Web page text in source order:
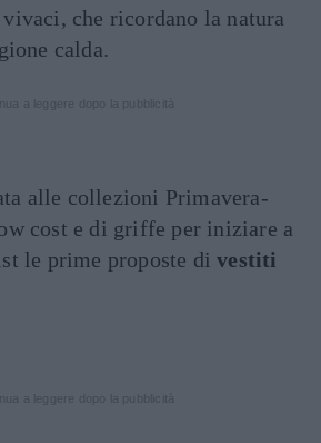
vivaci, che ricordano la natura
calda.
alle collezioni Primavera-
cost e di griffe per iniziare a
le prime proposte divestiti